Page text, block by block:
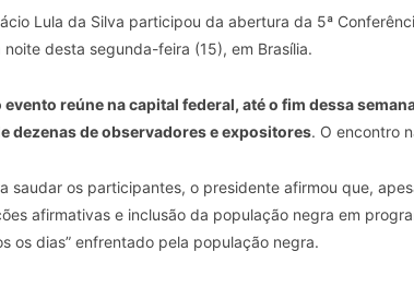
Lula da Silva participou da abertura da 5ª
noite desta segunda-feira (15), em Brasília.
reúne na capital federal, até o fim dessa
dezenas de observadores e expositores. O encontro
saudar os participantes, o presidente afirmou que,
afirmativas e inclusão da população negra em
os dias” enfrentado pela população negra.